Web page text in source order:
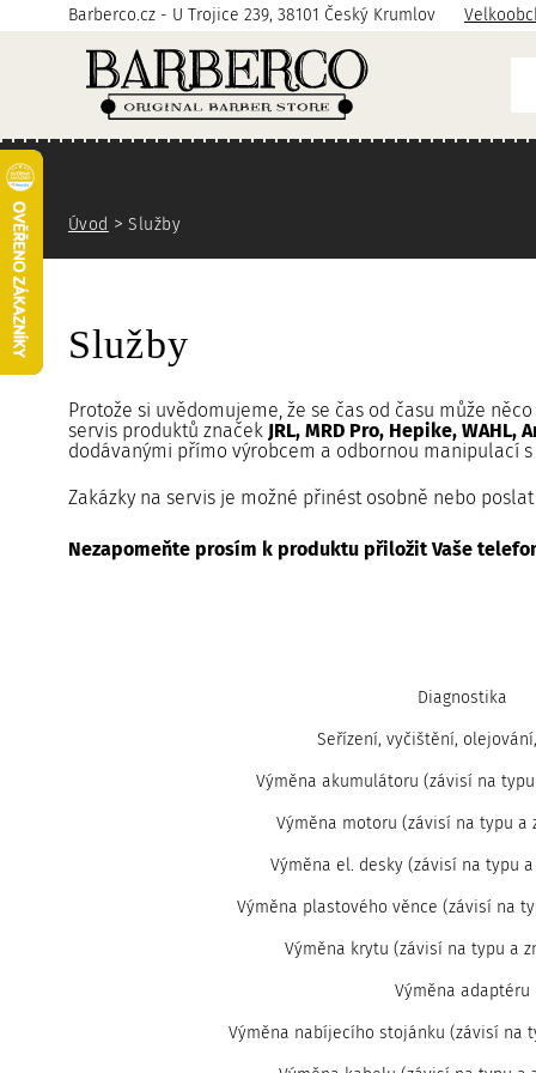
ř
t
n
o
ř
t
n
n
ř
t
n
á
Barberco.cz - U Trojice 239, 38101 Český Krumlov
Zde se nacházíte
Úvod Služby
Služby
Protože si uvědomujeme, že se čas od času může
servis produktů značek JRL, MRD Pro, Hepike, WAHL,
dodávanými přímo výrobcem a odbornou manipulací
Zakázky na servis je možné přinést osobně nebo poslat
Nezapomeňte prosím k produktu přiložit Vaše
Diagnostika
Seřízení, vyčištění,
Výměna akumulátoru (závisí na
Výměna motoru (závisí na typu a
Výměna el. desky (závisí na typu
Výměna plastového věnce (závisí na
Výměna krytu (závisí na typu a
Výměna adaptéru
Výměna nabíjecího stojánku (závisí na